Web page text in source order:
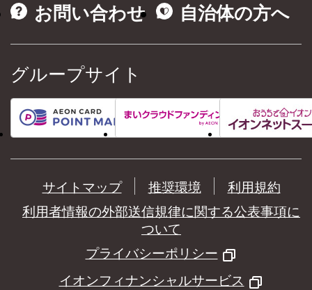
お問い合わせ
自治体の方へ
グループサイト
サイトマップ 推奨環境
利用規約
利用者情報の外部送信規律に関する公表事項に
ついて
プライバシーポリシー
イオンフィナンシャルサービス